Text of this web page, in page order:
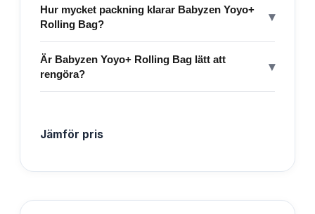
Hur mycket packning klarar Babyzen Yoyo+
Rolling Bag?
▾
Är Babyzen Yoyo+ Rolling Bag lätt att
rengöra?
▾
Jämför pris